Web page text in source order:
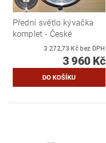
Přední světlo kývačka
komplet - České
3 272,73 Kč bez DPH
3 960 Kč